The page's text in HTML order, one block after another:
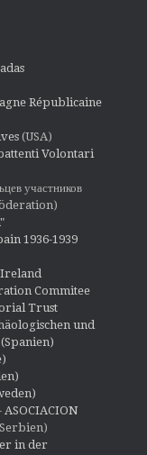
Républicaine
(USA)
Volontari
участников
1936-1939
Commitee
Trust
und
ASOCIACION
in der